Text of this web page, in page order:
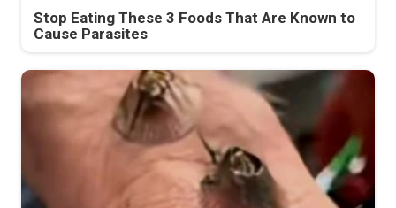
Stop Eating These 3 Foods That Are Known to
Cause Parasites